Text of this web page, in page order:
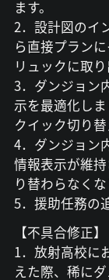
ます。
2．設計図のイ
ら直接プラン
リュックに取
3．ダンジョン
示を最適化し
クイック切り替
4．ダンジョン
情報表示が維
り替わらなくな
5．援助任務の
【不具合修正】
1．放射高校に
えた際、稀に